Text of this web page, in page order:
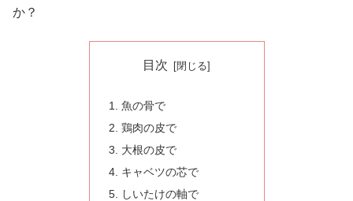
か？
目次
魚の骨で
鶏肉の皮で
大根の皮で
キャベツの芯で
しいたけの軸で